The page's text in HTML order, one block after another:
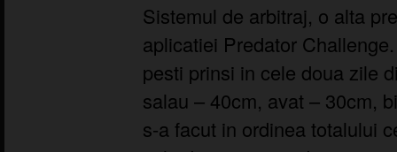
Sistemul de arbitraj, o alta
aplicatiei Predator
pesti prinsi in cele doua zile
salau – 40cm, avat – 30cm,
s-a facut in ordinea totalului